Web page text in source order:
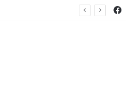
nije za piće